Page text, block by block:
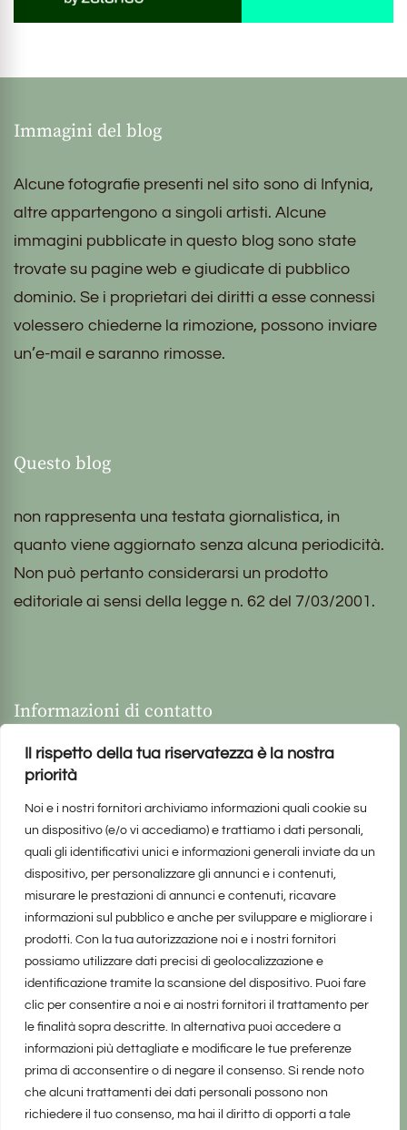
Il rispetto della tua riservatezza è la nostra
priorità
Noi e i nostri fornitori archiviamo informazioni quali cookie su
un dispositivo (e/o vi accediamo) e trattiamo i dati personali,
quali gli identificativi unici e informazioni generali inviate da un
dispositivo, per personalizzare gli annunci e i contenuti,
misurare le prestazioni di annunci e contenuti, ricavare
informazioni sul pubblico e anche per sviluppare e migliorare i
prodotti. Con la tua autorizzazione noi e i nostri fornitori
possiamo utilizzare dati precisi di geolocalizzazione e
identificazione tramite la scansione del dispositivo. Puoi fare
clic per consentire a noi e ai nostri fornitori il trattamento per
le finalità sopra descritte. In alternativa puoi accedere a
informazioni più dettagliate e modificare le tue preferenze
prima di acconsentire o di negare il consenso. Si rende noto
che alcuni trattamenti dei dati personali possono non
richiedere il tuo consenso, ma hai il diritto di opporti a tale
Immagini del blog
Alcune fotografie presenti nel sito sono di Infynia,
altre appartengono a singoli artisti. Alcune
immagini pubblicate in questo blog sono state
trovate su pagine web e giudicate di pubblico
dominio. Se i proprietari dei diritti a esse connessi
volessero chiederne la rimozione, possono inviare
un’e-mail e saranno rimosse.
Questo blog
non rappresenta una testata giornalistica, in
quanto viene aggiornato senza alcuna periodicità.
Non può pertanto considerarsi un prodotto
editoriale ai sensi della legge n. 62 del 7/03/2001.
Informazioni di contatto